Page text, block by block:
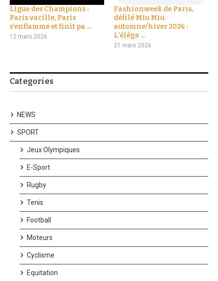
Ligue des Champions :
Paris vacille, Paris
s’enflamme et finit pa ...
12 mars 2026
Fashionweek de Paris,
défilé Miu Miu
automne/hiver 2026 :
L’éléga ...
21 mars 2026
Categories
NEWS
SPORT
Jeux Olympiques
E-Sport
Rugby
Tenis
Football
Moteurs
Cyclisme
Equitation